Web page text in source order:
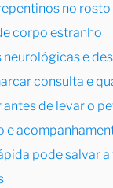
no
corpo estranho
neurológicas e
consulta e
antes de levar o
e
pode salvar